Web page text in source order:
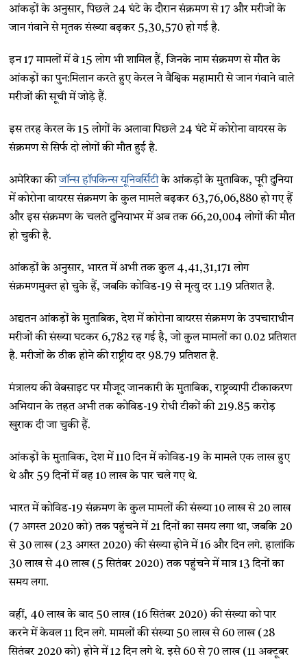
आंकड़ों के अनुसार, पिछले 24 घंटे के दौरान संक्रमण से 17 और मरीजों के
जान गंवाने से मृतक संख्या बढ़कर 5,30,570 हो गई है.
इन 17 मामलों में वे 15 लोग भी शामिल हैं, जिनके नाम संक्रमण से मौत के
आंकड़ों का पुन:मिलान करते हुए केरल ने वैश्विक महामारी से जान गंवाने वाले
मरीजों की सूची में जोड़े हैं.
इस तरह केरल के 15 लोगों के अलावा पिछले 24 घंटे में कोरोना वायरस के
संक्रमण से सिर्फ दो लोगों की मौत हुई है.
अमेरिका कीजॉन्स हॉपकिन्स यूनिवर्सिटीके आंकड़ों के मुताबिक, पूरी दुनिया
में कोरोना वायरस संक्रमण के कुल मामले बढ़कर 63,76,06,880 हो गए हैं
और इस संक्रमण के चलते दुनियाभर में अब तक 66,20,004 लोगों की मौत
हो चुकी है.
आंकड़ों के अनुसार, भारत में अभी तक कुल 4,41,31,171 लोग
संक्रमणमुक्त हो चुके हैं, जबकि कोविड-19 से मृत्यु दर 1.19 प्रतिशत है.
अद्यतन आंकड़ों के मुताबिक, देश में कोरोना वायरस संक्रमण के उपचाराधीन
मरीजों की संख्या घटकर 6,782 रह गई है, जो कुल मामलों का 0.02 प्रतिशत
है. मरीजों के ठीक होने की राष्ट्रीय दर 98.79 प्रतिशत है.
मंत्रालय की वेबसाइट पर मौजूद जानकारी के मुताबिक, राष्ट्रव्यापी टीकाकरण
अभियान के तहत अभी तक कोविड-19 रोधी टीकों की 219.85 करोड़
खुराक दी जा चुकी हैं.
आंकड़ों के मुताबिक, देश में 110 दिन में कोविड-19 के मामले एक लाख हुए
थे और 59 दिनों में वह 10 लाख के पार चले गए थे.
भारत में कोविड-19 संक्रमण के कुल मामलों की संख्या 10 लाख से 20 लाख
(7 अगस्त 2020 को) तक पहुंचने में 21 दिनों का समय लगा था, जबकि 20
से 30 लाख (23 अगस्त 2020) की संख्या होने में 16 और दिन लगे. हालांकि
30 लाख से 40 लाख (5 सितंबर 2020) तक पहुंचने में मात्र 13 दिनों का
समय लगा.
वहीं, 40 लाख के बाद 50 लाख (16 सितंबर 2020) की संख्या को पार
करने में केवल 11 दिन लगे. मामलों की संख्या 50 लाख से 60 लाख (28
सितंबर 2020 को) होने में 12 दिन लगे थे. इसे 60 से 70 लाख (11 अक्टूबर